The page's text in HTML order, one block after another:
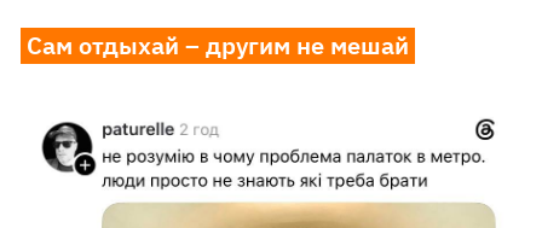
Сам отдыхай – другим не мешай